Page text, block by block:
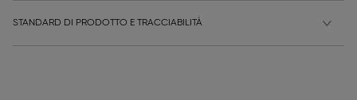
STANDARD DI PRODOTTO E TRACCIABILITÀ